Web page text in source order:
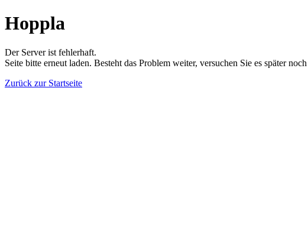
Hoppla
Der Server ist fehlerhaft.
Seite bitte erneut laden. Besteht das Problem weiter, versuchen Sie es später
Zurück zur Startseite